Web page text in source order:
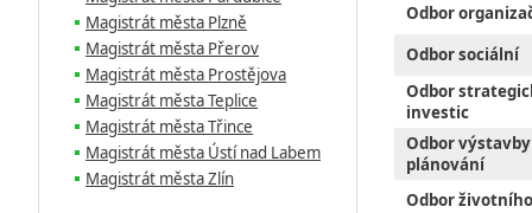
Magistrát města Plzně
Magistrát města Přerov
Magistrát města Prostějova
Magistrát města Teplice
Magistrát města Třince
Magistrát města Ústí nad Labem
Magistrát města Zlín
Odbor
Odbor sociální
Odbor
investic
Odbor
plánování
Odbor